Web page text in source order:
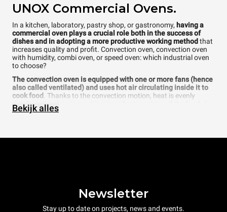
UNOX Commercial Ovens.
In a kitchen, laboratory, pastry shop, or gastronomy, having a
commercial oven plays a crucial role both in the success of
dishes and in adopting a more productive working method that
increases quality and profit. Convection oven, convection oven
with humidity, combi oven, or speed oven: which industrial oven
to choose?
The convection oven is equipped with one or more fans (hence
also called ventilated) and uses hot air circulating inside it to
cook food . Thanks to the convection motion, heat is evenly
distributed in the air, resulting in uniform cooking of the food. A
convection oven is suitable for baking frozen bakery or pastry
during the cooking process.
The difference between a commercial convection oven with
humidity and a commercial combi (or trivalent) oven is that the
former is designed for very simple cooking
like those explained
Bekijk alles
Newsletter
Stay up to date on projects, news and events.